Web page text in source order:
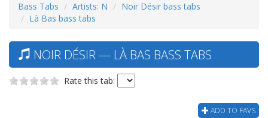
Bass Tabs Artists: N
Noir Désir bass tabs
Là Bas bass tabs
NOIR DÉSIR — LÀ BAS BASS TABS
Rate this tab:
ADD TO FAVS